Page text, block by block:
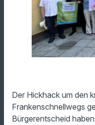
Der Hickhack um den
Frankenschnellwegs
Bürgerentscheid